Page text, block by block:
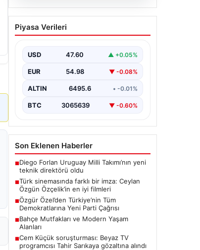
05.08.2026
Türk sinemasında farklı bir
imza: Ceylan Özgün
Piyasa Verileri
USD 47.60 ▲ +0.05%
EUR 54.98 ▼ -0.08%
ALTIN 6495.6 • -0.01%
BTC 3065639 ▼ -0.60%
Son Eklenen Haberler
■Diego Forlan Uruguay Milli Takımı’nın yeni
teknik direktörü oldu
■Türk sinemasında farklı bir imza: Ceylan
Özgün Özçelik’in en iyi filmleri
■Özgür Özel’den Türkiye’nin Tüm
Demokratlarına Yeni Parti Çağrısı
■Bahçe Mutfakları ve Modern Yaşam
Alanları
■Cem Küçük soruşturması: Beyaz TV
programcısı Tahir Sarıkaya gözaltına alındı